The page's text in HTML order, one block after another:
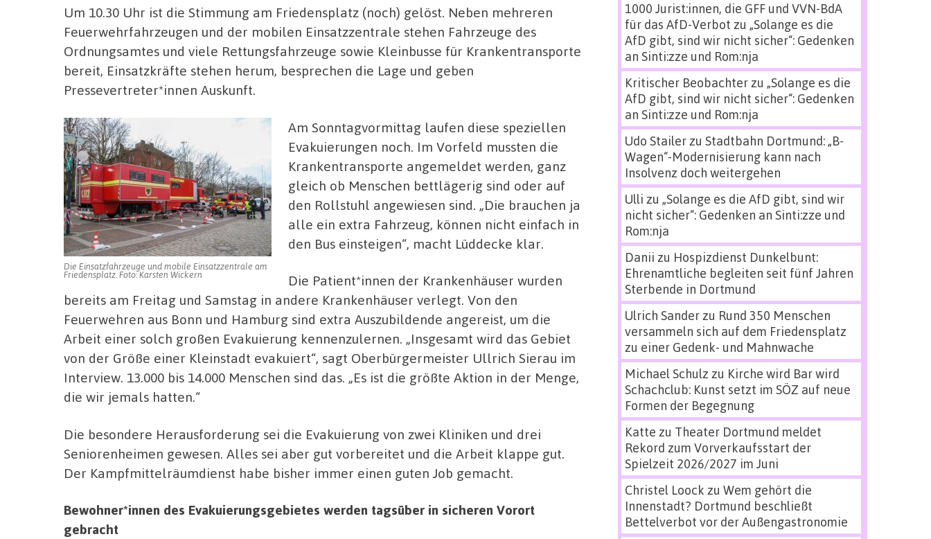
Um 10.30 Uhr ist die Stimmung am Friedensplatz (noch) gelöst. Neben mehreren
Feuerwehrfahrzeugen und der mobilen Einsatzzentrale stehen Fahrzeuge des
Ordnungsamtes und viele Rettungsfahrzeuge sowie Kleinbusse für Krankentransporte
bereit, Einsatzkräfte stehen herum, besprechen die Lage und geben
Pressevertreter*innen Auskunft.
Die Einsatzfahrzeuge und mobile Einsatzzentrale am
Friedensplatz. Foto: Karsten Wickern
Am Sonntagvormittag laufen diese speziellen
Evakuierungen noch. Im Vorfeld mussten die
Krankentransporte angemeldet werden, ganz
gleich ob Menschen bettlägerig sind oder auf
den Rollstuhl angewiesen sind. „Die brauchen ja
alle ein extra Fahrzeug, können nicht einfach in
den Bus einsteigen“, macht Lüddecke klar.
Die Patient*innen der Krankenhäuser wurden
bereits am Freitag und Samstag in andere Krankenhäuser verlegt. Von den
Feuerwehren aus Bonn und Hamburg sind extra Auszubildende angereist, um die
Arbeit einer solch großen Evakuierung kennenzulernen. „Insgesamt wird das Gebiet
von der Größe einer Kleinstadt evakuiert“, sagt Oberbürgermeister Ullrich Sierau im
Interview. 13.000 bis 14.000 Menschen sind das. „Es ist die größte Aktion in der Menge,
die wir jemals hatten.“
Die besondere Herausforderung sei die Evakuierung von zwei Kliniken und drei
Seniorenheimen gewesen. Alles sei aber gut vorbereitet und die Arbeit klappe gut.
Der Kampfmittelräumdienst habe bisher immer einen guten Job gemacht.
Bewohner*innen des Evakuierungsgebietes werden tagsüber in sicheren Vorort
gebracht
1000 Jurist:innen, die GFF und VVN-BdA
für das AfD-Verbot zu „Solange es die
AfD gibt, sind wir nicht sicher“: Gedenken
an Sinti:zze und Rom:nja
Kritischer Beobachterzu „Solange es die
AfD gibt, sind wir nicht sicher“: Gedenken
an Sinti:zze und Rom:nja
Udo Stailerzu Stadtbahn Dortmund: „B-
Wagen“-Modernisierung kann nach
Insolvenz doch weitergehen
Ulli zu „Solange es die AfD gibt, sind wir
nicht sicher“: Gedenken an Sinti:zze und
Rom:nja
Danii zu Hospizdienst Dunkelbunt:
Ehrenamtliche begleiten seit fünf Jahren
Sterbende in Dortmund
Ulrich Sanderzu Rund 350 Menschen
versammeln sich auf dem Friedensplatz
zu einer Gedenk- und Mahnwache
Michael Schulz zu Kirche wird Bar wird
Schachclub: Kunst setzt im SÖZ auf neue
Formen der Begegnung
Katte zu Theater Dortmund meldet
Rekord zum Vorverkaufsstart der
Spielzeit 2026/2027 im Juni
Christel Loock zu Wem gehört die
Innenstadt? Dortmund beschließt
Bettelverbot vor der Außengastronomie